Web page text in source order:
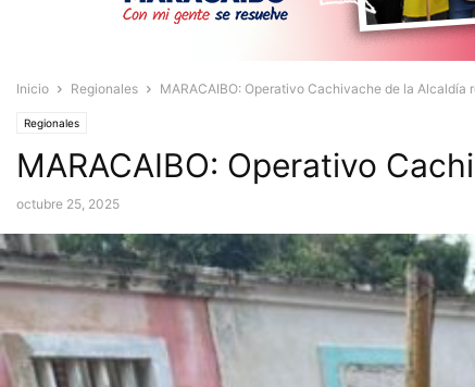
Inicio Regionales MARACAIBO: Operativo Cachivache de la Alcaldía
Regionales
MARACAIBO: Operativo
octubre 25, 2025